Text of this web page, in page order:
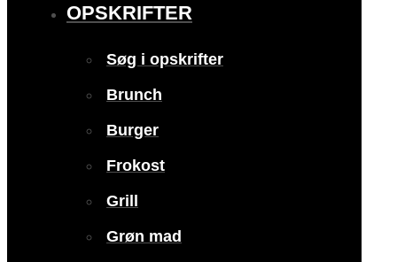
OPSKRIFTER
Søg i opskrifter
Brunch
Burger
Frokost
Grill
Grøn mad